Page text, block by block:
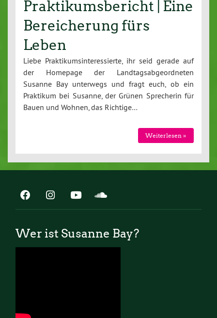
Praktikumsbericht | Eine
Bereicherung fürs
Leben
Liebe Praktikumsinteressierte, ihr seid gerade auf
der Homepage der Landtagsabgeordneten
Susanne Bay unterwegs und fragt euch, ob ein
Praktikum bei Susanne, der Grünen Sprecherin für
Bauen und Wohnen, das Richtige…
Weiterlesen »
Wer ist Susanne Bay?